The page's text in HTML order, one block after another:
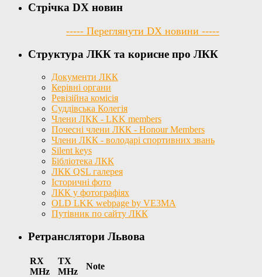
Стрічка DX новин
----- Переглянути DX новини -----
Структура ЛКК та корисне про ЛКК
Документи ЛКК
Керівні органи
Ревізійна комісія
Суддівська Колегія
Члени ЛКК - LKK members
Почесні члени ЛКК - Honour Members
Члени ЛКК - володарі спортивних звань
Silent keys
Бібліотека ЛКК
ЛКК QSL галерея
Історичні фото
ЛКК у фотографіях
OLD LKK webpage by VE3MA
Путівник по сайту ЛКК
Ретранслятори Львова
RX
MHz
TX
MHz
Note